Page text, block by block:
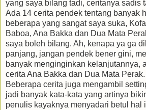
yang saya bilang tadi, ceritanya sadis
Ada 14 cerita pendek tentang banyak
beberapa yang sangat saya suka,
Baboa, Ana Bakka dan Dua Mata
saya boleh bilang. Ah, kenapa ya ga
panjang, jangan pendek bener gini,
banyak menginginkan kelanjutannya,
cerita Ana Bakka dan Dua Mata Perak.
Beberapa cerita juga mengambil
jadi banyak kata-kata yang artinya
penulis kayaknya menyadari betul hal